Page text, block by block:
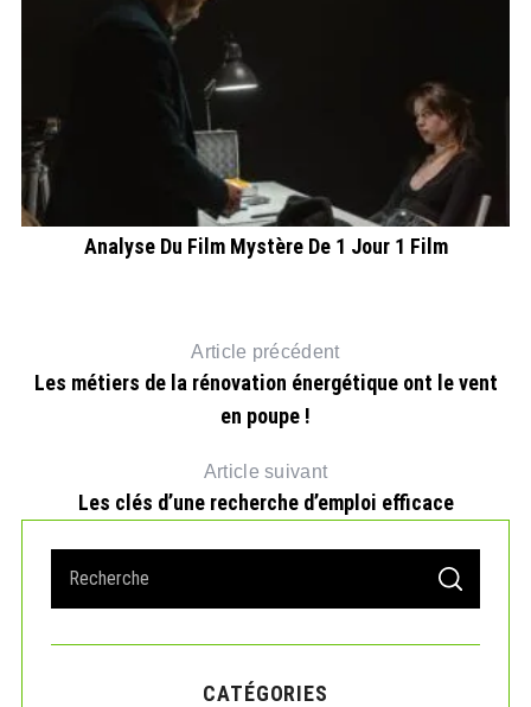
Analyse Du Film Mystère De 1 Jour 1 Film
Article précédent
Les métiers de la rénovation énergétique ont le vent
en poupe !
Article suivant
Les clés d’une recherche d’emploi efficace
a
r
S
A
C
CATÉGORIES